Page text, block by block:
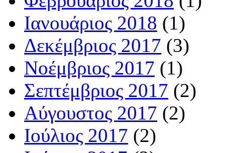
Ιανουάριος 2018 (1)
Δεκέμβριος 2017 (3)
Νοέμβριος 2017 (1)
Σεπτέμβριος 2017 (2)
Αύγουστος 2017 (2)
Ιούλιος 2017 (2)